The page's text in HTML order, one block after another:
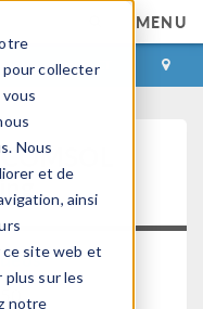
collecter
Nous
et de
ainsi
ce site web et
sur les
notre
MENU
CONTACT